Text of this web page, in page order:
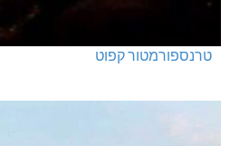
טרנספורמטור קפוט